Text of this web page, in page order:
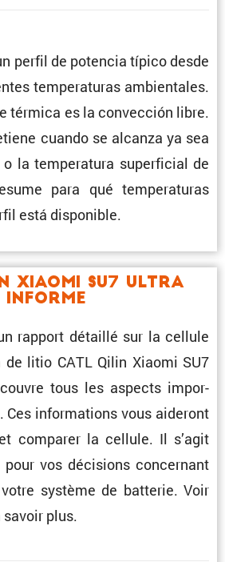
perfil de potencia típico desde
tempe­ra­turas ambien­tales.
térmica es la convec­ción libre.
cuando se alcanza ya sea
la tempe­ra­tura super­fi­cial de
para qué tempe­ra­turas
está disponible.
Xiaomi SU7 Ultra
Informe
rapport détaillé sur la cellule
litio CATL Qilin Xiaomi SU7
tous les aspects impor­
infor­ma­tions vous aideront
comparer la cellule. Il s’agit
pour vos décisions concer­nant
système de batterie. Voir
savoir plus.